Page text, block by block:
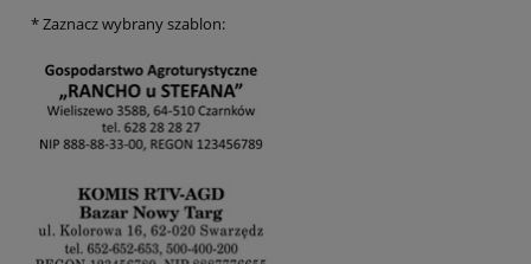
*Zaznacz wybrany szablon: